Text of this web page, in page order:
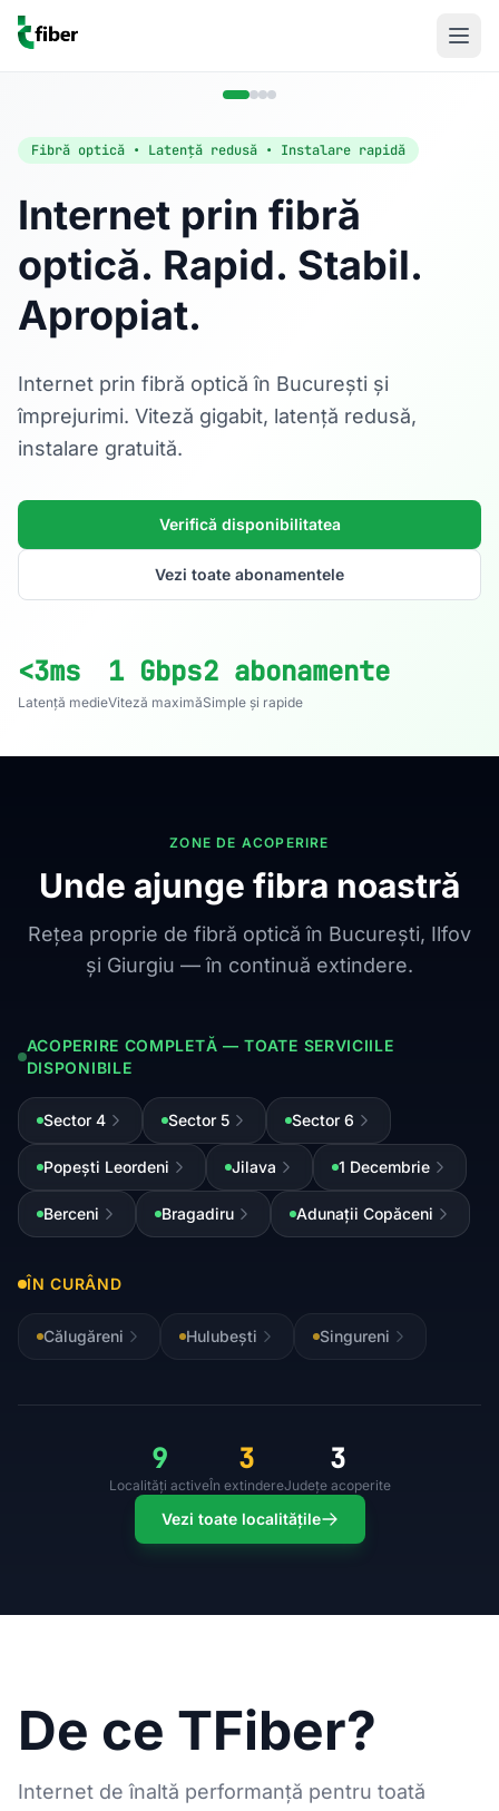
Fibră optică • Latență redusă • Instalare rapidă
Internet prin fibră
optică. Rapid. Stabil.
Apropiat.
Internet prin fibră optică în București și
împrejurimi. Viteză gigabit, latență redusă,
instalare gratuită.
Verifică disponibilitatea
Vezi toate abonamentele
<3ms
Latență medie
1 Gbps
Viteză maximă
2 abonamente
Simple și rapide
Acasă
Internet Rezidențial
Fibră optică până la 1 Gbps, direct în casa ta.
ZONE DE ACOPERIRE
Unde ajunge fibra noastră
Rețea proprie de fibră optică în București, Ilfov
și Giurgiu — în continuă extindere.
ACOPERIRE COMPLETĂ — TOATE SERVICIILE
DISPONIBILE
Sector 4 Sector 5 Sector 6
Popești Leordeni Jilava 1 Decembrie
Berceni Bragadiru Adunații Copăceni
ÎN CURÂND
Călugăreni Hulubești Singureni
9
Localități active
3
În extindere
3
Județe acoperite
Vezi toate localitățile
De ce TFiber?
Internet de înaltă performanță pentru toată